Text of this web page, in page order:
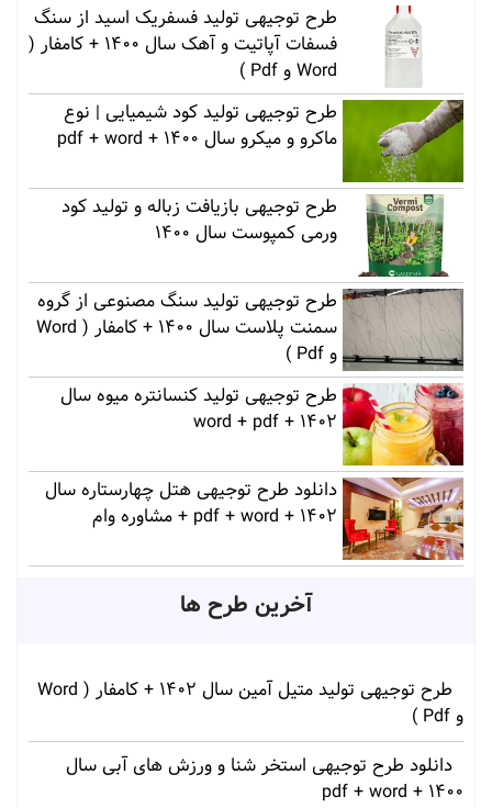
طرح توجیهی تولید فسفریک اسید از سنگ
فسفات آپاتیت و آهک سال 1400 + کامفار (
Word و Pdf )
طرح توجیهی تولید کود شیمیایی | نوع
ماکرو و میکرو سال 1400 + pdf + word
طرح توجیهی بازیافت زباله و تولید کود
ورمی کمپوست سال 1400
طرح توجیهی تولید سنگ مصنوعی از گروه
سمنت پلاست سال 1400 + کامفار ( Word
و Pdf )
طرح توجیهی تولید کنسانتره میوه سال
1402 + word + pdf
دانلود طرح توجیهی هتل چهارستاره سال
1402 + pdf + word + مشاوره وام
آخرین طرح ها
طرح توجیهی تولید متیل آمین سال 1402 + کامفار ( Word
و Pdf )
دانلود طرح توجیهی استخر شنا و ورزش های آبی سال
1400 + pdf + word